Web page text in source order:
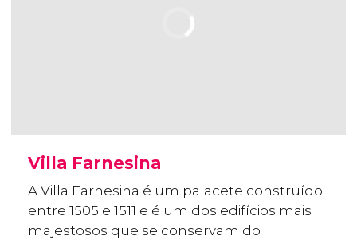
Villa Farnesina
A Villa Farnesina é um palacete construído
entre 1505 e 1511 e é um dos edifícios mais
majestosos que se conservam do